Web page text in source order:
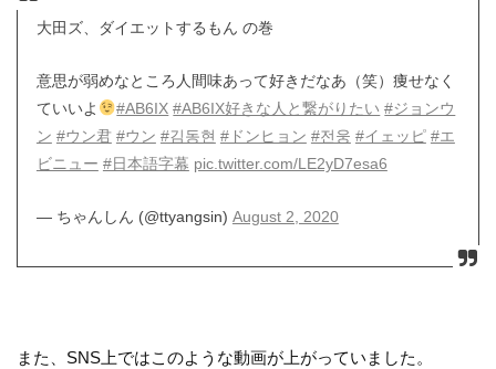
大田ズ、ダイエットするもん の巻
意思が弱めなところ人間味あって好きだなあ（笑）痩せなく
ていいよ
#AB6IX #AB6IX好きな人と繋がりたい #ジョンウ
ン #ウン君 #ウン #김동현 #ドンヒョン #전웅 #イェッピ #エ
ビニュー #日本語字幕 pic.twitter.com/LE2yD7esa6
— ちゃんしん (@ttyangsin) August 2, 2020
また、SNS上ではこのような動画が上がっていました。